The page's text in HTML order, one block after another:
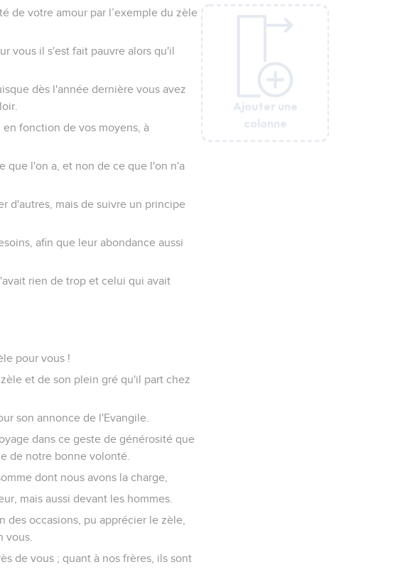
Ajouter une
colonne
Ajouter une
colonne
de votre amour par l’exemple du zèle
vous il s'est fait pauvre alors qu'il
dès l'année dernière vous avez
fonction de vos moyens, à
que l'on a, et non de ce que l'on n'a
d'autres, mais de suivre un principe
afin que leur abondance aussi
rien de trop et celui qui avait
pour vous !
et de son plein gré qu'il part chez
son annonce de l'Evangile.
dans ce geste de générosité que
de notre bonne volonté.
dont nous avons la charge,
mais aussi devant les hommes.
des occasions, pu apprécier le zèle,
vous.
de vous ; quant à nos frères, ils sont
Ajouter une
colonne
Ajouter une
colonne
Ajouter une
colonne
Ajouter une
colonne